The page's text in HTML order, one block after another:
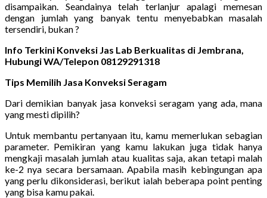
disampaikan. Seandainya telah terlanjur apalagi memesan
dengan jumlah yang banyak tentu menyebabkan masalah
tersendiri, bukan ?
Info Terkini Konveksi Jas Lab Berkualitas di Jembrana,
Hubungi WA/Telepon 08129291318
Tips Memilih Jasa Konveksi Seragam
Dari demikian banyak jasa konveksi seragam yang ada, mana
yang mesti dipilih?
Untuk membantu pertanyaan itu, kamu memerlukan sebagian
parameter. Pemikiran yang kamu lakukan juga tidak hanya
mengkaji masalah jumlah atau kualitas saja, akan tetapi malah
ke-2 nya secara bersamaan. Apabila masih kebingungan apa
yang perlu dikonsiderasi, berikut ialah beberapa point penting
yang bisa kamu pakai.